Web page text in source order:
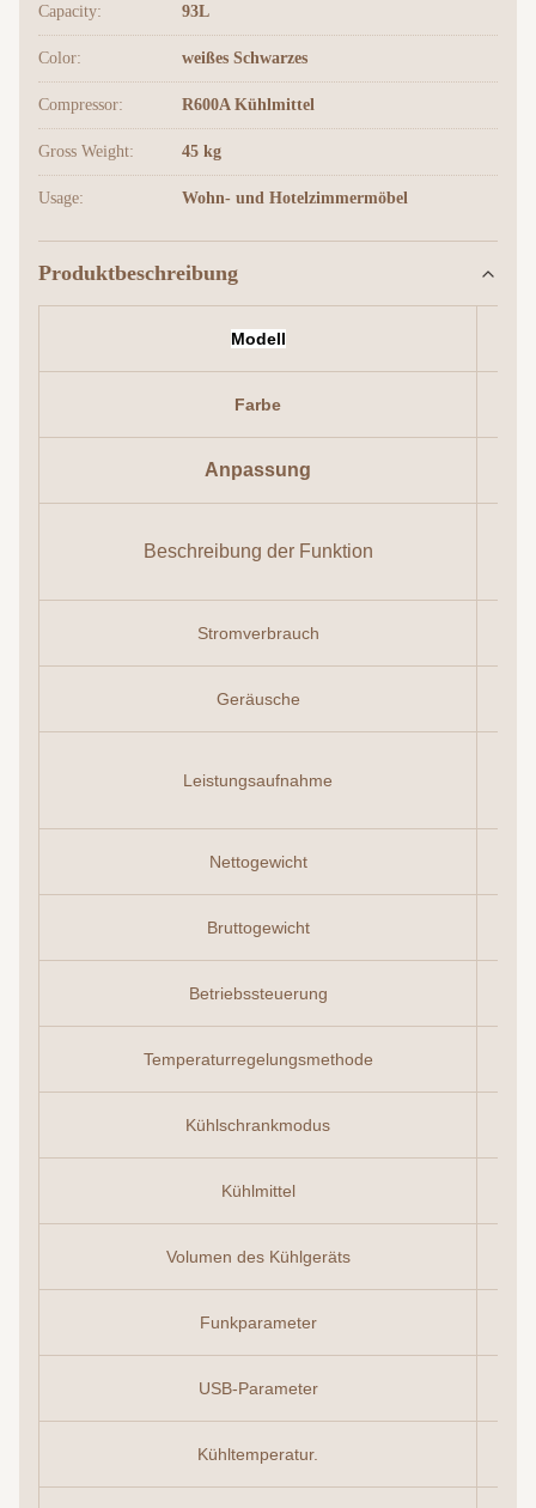
Capacity: 93L
Color: weißes Schwarzes
Compressor: R600A Kühlmittel
Gross Weight: 45 kg
Usage: Wohn- und Hotelzimmermöbel
Produktbeschreibung
Modell
Farbe
Anpassung
Beschreibung der Funktion
Stromverbrauch
Geräusche
Leistungsaufnahme
Nettogewicht
Bruttogewicht
Betriebssteuerung
Temperaturregelungsmethode
Kühlschrankmodus
Kühlmittel
Volumen des Kühlgeräts
Funkparameter
USB-Parameter
Kühltemperatur.